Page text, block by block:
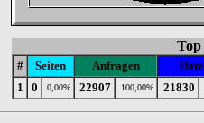
Top
# Seiten Anfragen
1
0 0,00% 22907 100,00% 21830